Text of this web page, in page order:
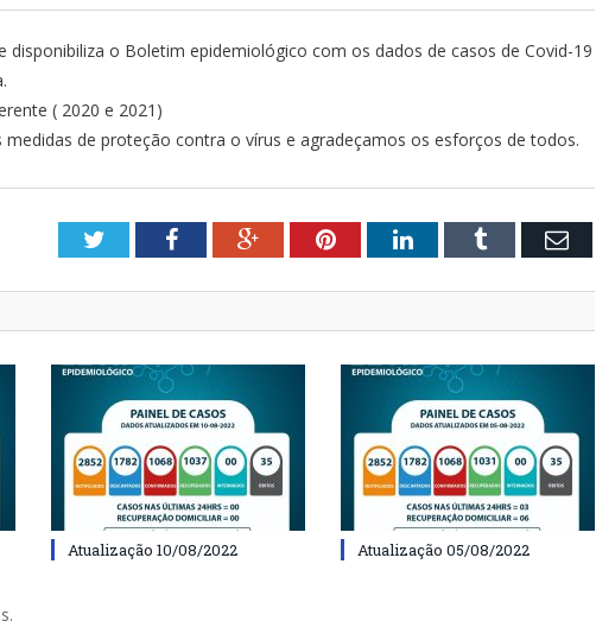
disponibiliza o Boletim epidemiológico com os dados de casos de Covid-19
( 2020 e 2021)
medidas de proteção contra o vírus e agradeçamos os esforços de todos.
TwitterFacebookGoogle+PinterestLinkedInTumblr Email
Atualização 10/08/2022 Atualização 05/08/2022